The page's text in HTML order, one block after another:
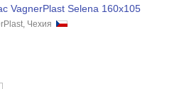
VagnerPlast Selena 160x105
Чехия